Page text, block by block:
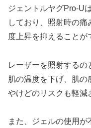
ジェントルヤグPro-U
しており、照射時の
度上昇を抑えることが
レーザーを照射する
肌の温度を下げ、肌
やけどのリスクも軽減
また、ジェルの使用